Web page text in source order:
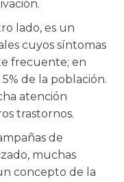
lado, es un
cuyos síntomas
frecuente; en
de la población.
atención
trastornos.
de
muchas
concepto de la